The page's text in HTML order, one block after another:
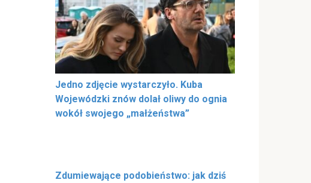
Jedno zdjęcie wystarczyło. Kuba
Wojewódzki znów dolał oliwy do ognia
wokół swojego „małżeństwa”
Zdumiewające podobieństwo: jak dziś